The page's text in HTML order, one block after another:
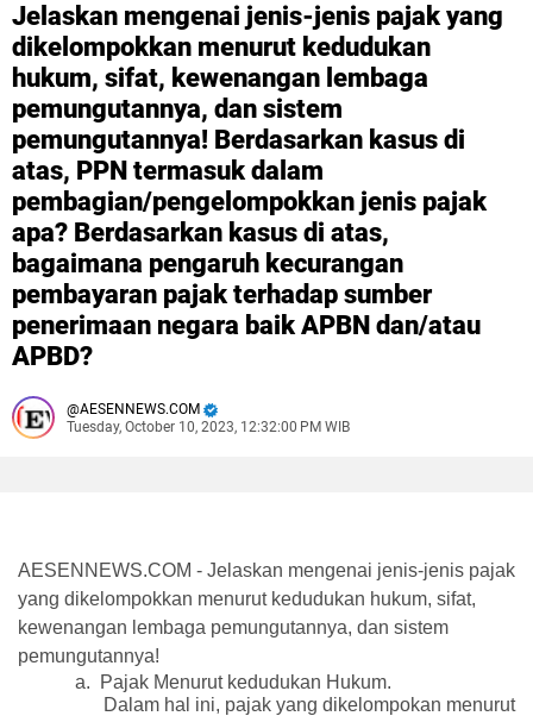
Jelaskan mengenai jenis-jenis pajak yang
dikelompokkan menurut kedudukan
hukum, sifat, kewenangan lembaga
pemungutannya, dan sistem
pemungutannya! Berdasarkan kasus di
atas, PPN termasuk dalam
pembagian/pengelompokkan jenis pajak
apa? Berdasarkan kasus di atas,
bagaimana pengaruh kecurangan
pembayaran pajak terhadap sumber
penerimaan negara baik APBN dan/atau
APBD?
AESENNEWS.COM
Tuesday, October 10, 2023, 12:32:00 PM WIB
AESENNEWS.COM - Jelaskan mengenai jenis-jenis pajak
yang dikelompokkan menurut kedudukan hukum, sifat,
kewenangan lembaga pemungutannya, dan sistem
pemungutannya!
a.
Pajak Menurut kedudukan Hukum.
Dalam hal ini, pajak yang dikelompokan menurut